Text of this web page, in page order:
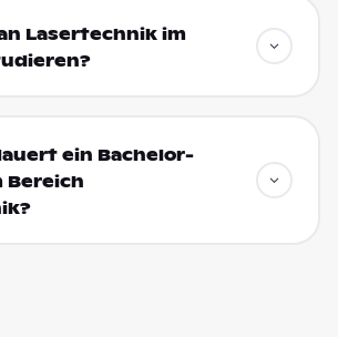
Lasertechnik im
ein Bachelor-
Bereich